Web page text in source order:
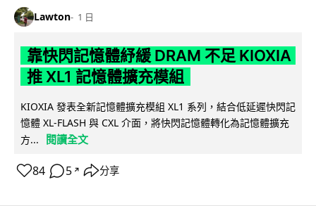
Lawton 1 日
靠快閃記憶體紓緩 DRAM 不足 KIOXIA
推 XL1 記憶體擴充模組
KIOXIA 發表全新記憶體擴充模組 XL1 系列，結合低延遲快閃記
憶體 XL-FLASH 與 CXL 介面，將快閃記憶體轉化為記憶體擴充
方...
閱讀全文
84 5 ↗ 分享